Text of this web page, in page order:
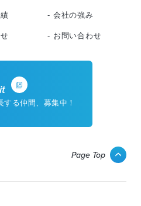
- 会社の強み
- お問い合わせ
する仲間、募集中！
Page Top